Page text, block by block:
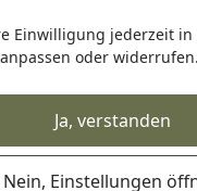
Einwilligung jederzeit in
anpassen oder widerrufen.
Ja, verstanden
Nein, Einstellungen